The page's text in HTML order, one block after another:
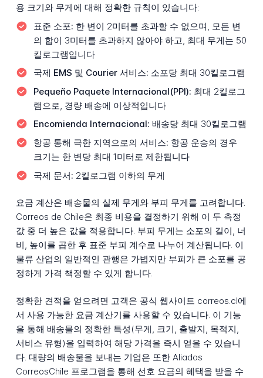
용 크기와 무게에 대해 정확한 규칙이 있습니다:
표준 소포: 한 변이 2미터를 초과할 수 없으며, 모든 변
의 합이 3미터를 초과하지 않아야 하고, 최대 무게는 50
킬로그램입니다
국제 EMS 및 Courier 서비스: 소포당 최대 30킬로그램
Pequeño Paquete Internacional(PPI): 최대 2킬로그
램으로, 경량 배송에 이상적입니다
Encomienda Internacional: 배송당 최대 30킬로그램
항공 통해 극한 지역으로의 서비스: 항공 운송의 경우
크기는 한 변당 최대 1미터로 제한됩니다
국제 문서: 2킬로그램 이하의 무게
요금 계산은 배송물의 실제 무게와 부피 무게를 고려합니다.
Correos de Chile은 최종 비용을 결정하기 위해 이 두 측정
값 중 더 높은 값을 적용합니다. 부피 무게는 소포의 길이, 너
비, 높이를 곱한 후 표준 부피 계수로 나누어 계산됩니다. 이
물류 산업의 일반적인 관행은 가볍지만 부피가 큰 소포를 공
정하게 가격 책정할 수 있게 합니다.
정확한 견적을 얻으려면 고객은 공식 웹사이트 correos.cl에
서 사용 가능한 요금 계산기를 사용할 수 있습니다. 이 기능
을 통해 배송물의 정확한 특성(무게, 크기, 출발지, 목적지,
서비스 유형)을 입력하여 해당 가격을 즉시 얻을 수 있습니
다. 대량의 배송물을 보내는 기업은 또한 Aliados
CorreosChile 프로그램을 통해 선호 요금의 혜택을 받을 수